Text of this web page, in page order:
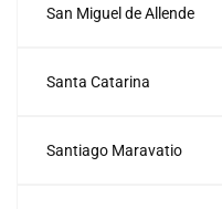
San Miguel de Allende
Santa Catarina
Santiago Maravatio